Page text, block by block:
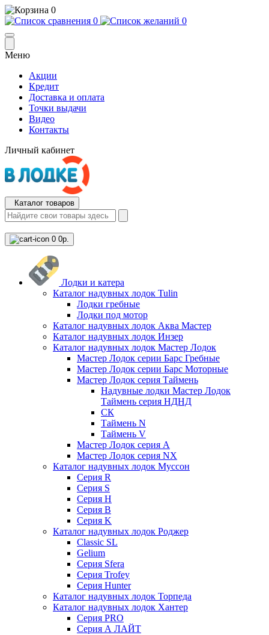
0
0
0
Меню
Акции
Кредит
Доставка и оплата
Точки выдачи
Видео
Контакты
Личный кабинет
Каталог товаров
0 0р.
Лодки и катера
Каталог надувных лодок Tulin
Лодки гребные
Лодки под мотор
Каталог надувных лодок Аква Мастер
Каталог надувных лодок Инзер
Каталог надувных лодок Мастер Лодок
Мастер Лодок серии Барс Гребные
Мастер Лодок серии Барс Моторные
Мастер Лодок серия Таймень
Надувные лодки Мастер Лодок
Таймень серия НДНД
СК
Таймень N
Таймень V
Мастер Лодок серия А
Мастер Лодок серия NX
Каталог надувных лодок Муссон
Серия R
Серия S
Серия H
Серия B
Серия K
Каталог надувных лодок Роджер
Classic SL
Gelium
Серия Sfera
Серия Trofey
Серия Hunter
Каталог надувных лодок Торпеда
Каталог надувных лодок Хантер
Серия PRO
Серия А ЛАЙТ